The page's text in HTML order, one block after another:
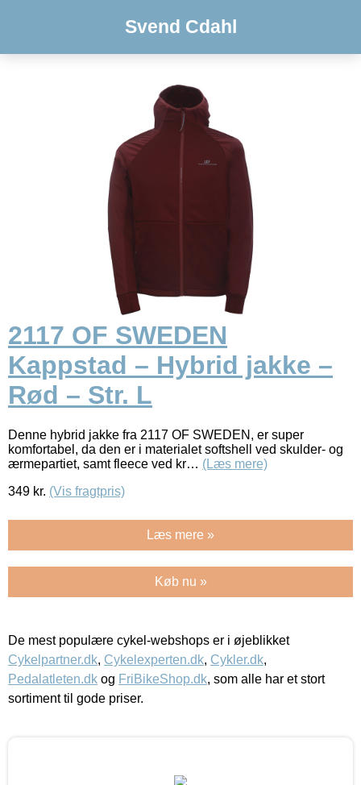
Svend Cdahl
2117 OF SWEDEN
Kappstad – Hybrid jakke –
Rød – Str. L
Denne hybrid jakke fra 2117 OF SWEDEN, er super
komfortabel, da den er i materialet softshell ved skulder- og
ærmepartiet, samt fleece ved kr… (Læs mere)
349 kr. (Vis fragtpris)
Læs mere »
Køb nu »
De mest populære cykel-webshops er i øjeblikket
Cykelpartner.dk, Cykelexperten.dk, Cykler.dk,
Pedalatleten.dk og FriBikeShop.dk, som alle har et stort
sortiment til gode priser.